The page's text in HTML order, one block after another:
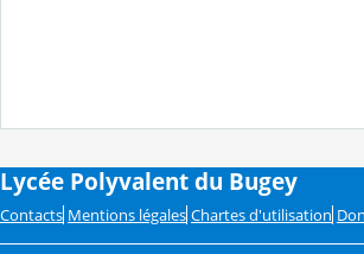
Lycée Polyvalent du Bugey
Contacts Mentions légales Chartes d'utilisation